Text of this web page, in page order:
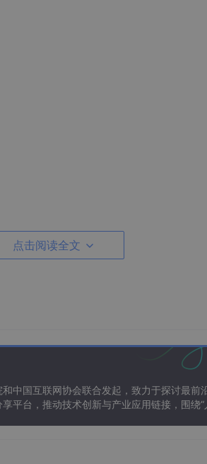
点击阅读全文
中国互联网协会联合发起，致力于探讨最前
平台，推动技术创新与产业应用链接，围绕“